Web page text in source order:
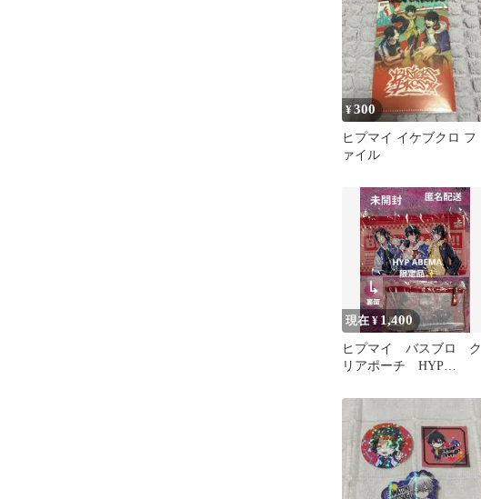
¥300
ヒプマイ イケブクロ フ
ァイル
現在 ¥ 1,400
ヒプマイ バスブロ ク
リアポーチ HYP